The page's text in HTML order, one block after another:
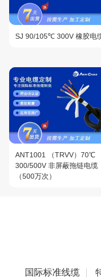
SJ 90/105℃ 300V 橡胶电
ANT1001 （TRVV）70℃
300/500V 非屏蔽拖链电缆
（500万次）
国际标准线缆